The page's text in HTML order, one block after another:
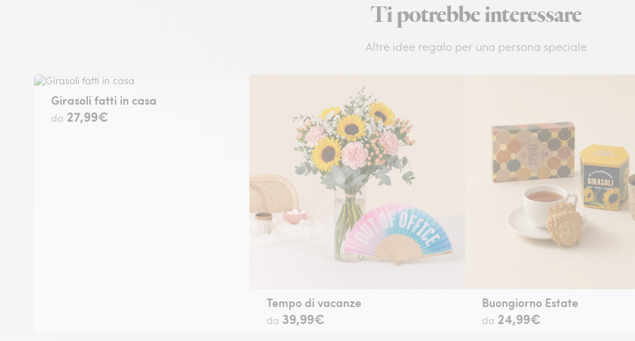
Ti potrebbe interessare
Altre idee regalo per una persona speciale
Girasoli fatti in casa
da 27,99€
Tempo di vacanze
da 39,99€
Buongiorno Estate
da 24,99€